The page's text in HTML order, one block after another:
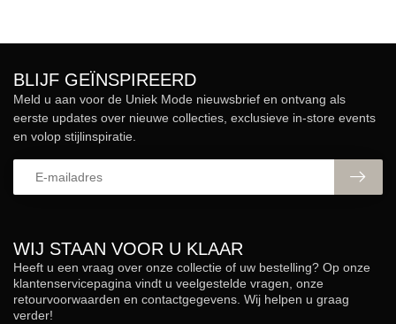
WIJ STAAN VOOR U KLAAR
Heeft u een vraag over onze collectie of uw bestelling? Op onze
klantenservicepagina vindt u veelgestelde vragen, onze
retourvoorwaarden en contactgegevens. Wij helpen u graag
verder!
BLIJF GEÏNSPIREERD
Meld u aan voor de Uniek Mode nieuwsbrief en ontvang als
eerste updates over nieuwe collecties, exclusieve in-store events
en volop stijlinspiratie.